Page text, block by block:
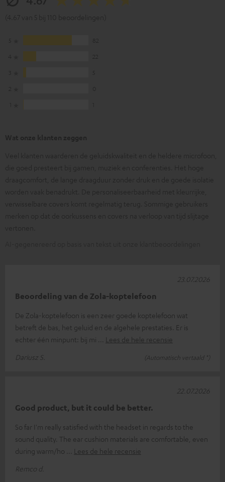
Beoordeling van de Zola-koptelefoon
De Zola-koptelefoon is een zeer goede koptelefoon wat
betreft de bas, het geluid en de algehele prestaties. Er is
echter één minpunt: bij mi
Lees de hele recensie
Dariusz S.
(Automatisch vertaald *)
23.07.2026
Good product, but it could be better.
So far I'm really satisfied with the headset in regards to the
sound quality. The ear cushion materials are comfortable, even
during warm/ho
Lees de hele recensie
Remco d.
22.07.2026